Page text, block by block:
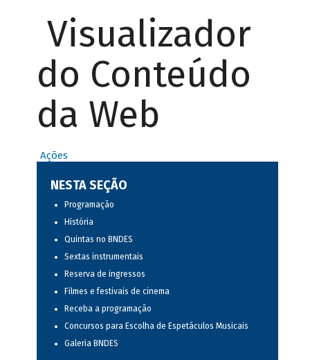
Visualizador
do Conteúdo
da Web
Ações
NESTA SEÇÃO
Programação
História
Quintas no BNDES
Sextas instrumentais
Reserva de ingressos
Filmes e festivais de cinema
Receba a programação
Concursos para Escolha de Espetáculos Musicais
Galeria BNDES